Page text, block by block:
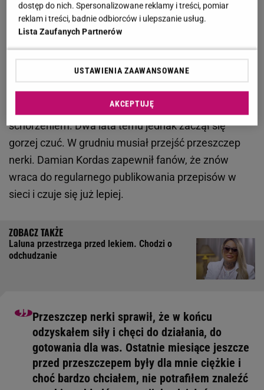
Damian Kordas miał przeszczep nerki. "Wszystko
poszło zgodnie z planem"
Damian Kordas oddzieckachoruje na cukrzycę. W
nagraniu na Instagramie powiedział, że zawsze
chętnie angażował się w różne akcje
udowadniające, że da się normalnie żyć z tym
schorzeniem. Dwa lata temu jednak zaczął się
gorzej czuć. W grudniu musiał przejść przeszczep
nerki. Damian Kordas zapewnił fanów, że znów
wraca do regularnego publikowania przepisów w
sieci i czuje się już lepiej.
Laluna przestrzega przed lekiem. Chodzi o
odchudzanie
Przeszczep nerki sprawił, że w końcu
odzyskałem siły i chęci do działania, do
gotowania dla was. Ostatnie miesiące jeszcze
przed przeszczepem były dla mnie ciężkie i
choć bardzo chciałem, nie potrafiłem znaleźć
dostęp do nich. Spersonalizowane reklamy i treści, pomiar
reklam i treści, badnie odbiorców i ulepszanie usług.
Lista Zaufanych Partnerów
USTAWIENIA ZAAWANSOWANE
AKCEPTUJĘ